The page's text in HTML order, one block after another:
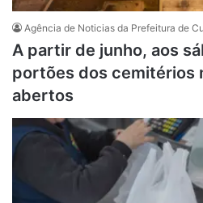
Agência de Noticias da Prefeitura de
A partir de junho, aos
portões dos cemitérios
abertos